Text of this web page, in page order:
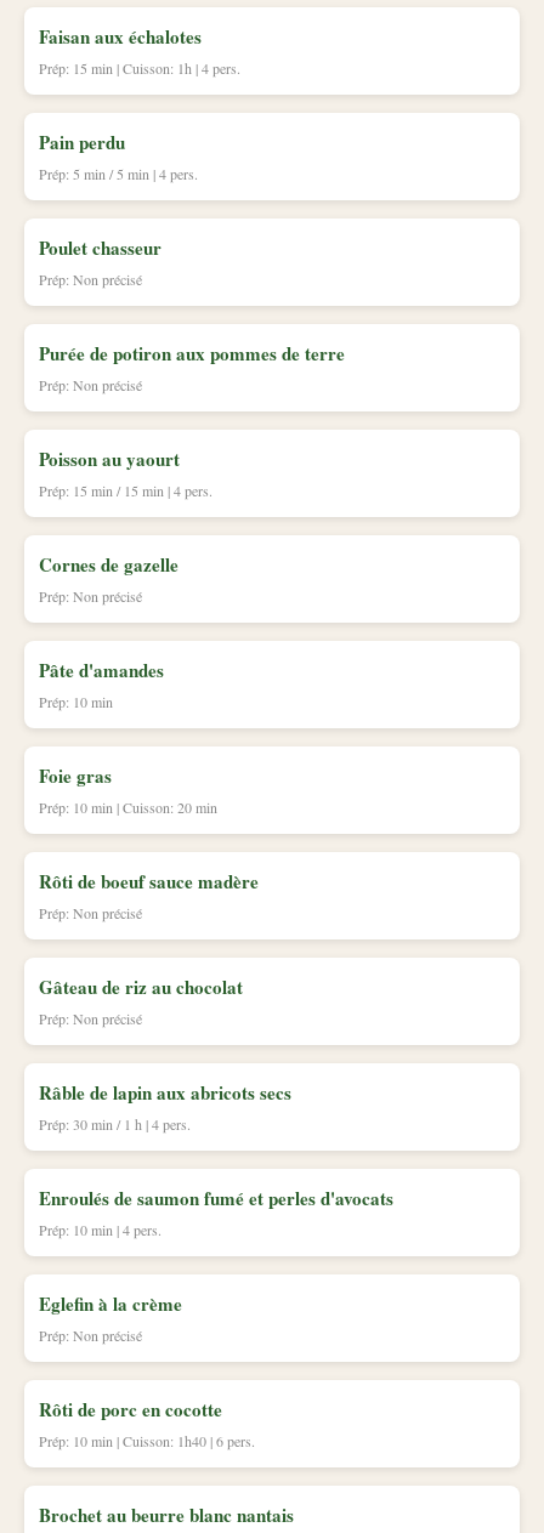
Faisan aux échalotes
Prép: 15 min | Cuisson: 1h | 4 pers.
Pain perdu
Prép: 5 min / 5 min | 4 pers.
Poulet chasseur
Prép: Non précisé
Purée de potiron aux pommes de terre
Prép: Non précisé
Poisson au yaourt
Prép: 15 min / 15 min | 4 pers.
Cornes de gazelle
Prép: Non précisé
Pâte d'amandes
Prép: 10 min
Foie gras
Prép: 10 min | Cuisson: 20 min
Rôti de boeuf sauce madère
Prép: Non précisé
Gâteau de riz au chocolat
Prép: Non précisé
Râble de lapin aux abricots secs
Prép: 30 min / 1 h | 4 pers.
Enroulés de saumon fumé et perles d'avocats
Prép: 10 min | 4 pers.
Eglefin à la crème
Prép: Non précisé
Rôti de porc en cocotte
Prép: 10 min | Cuisson: 1h40 | 6 pers.
Brochet au beurre blanc nantais